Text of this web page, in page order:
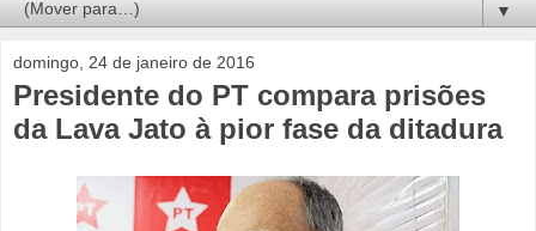
▼
domingo, 24 de janeiro de 2016
Presidente do PT compara prisões
da Lava Jato à pior fase da ditadura